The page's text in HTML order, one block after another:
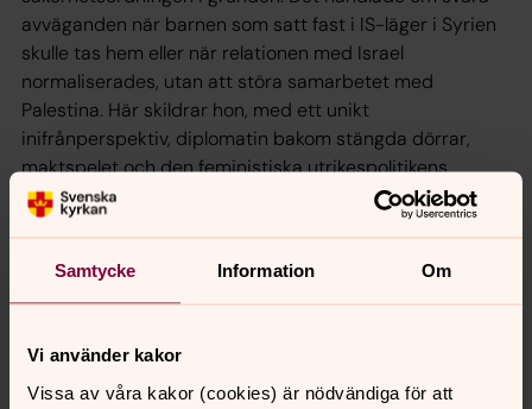
Samtycke Information Om
Vi använder kakor
Vissa av våra kakor (cookies) är nödvändiga för att
avväganden när barnen som satt fast i IS-läger i Syrien
skulle tas hem eller när relationen med Israel
normaliserades, utan att störa samarbetet med
Palestina. Här skildrar hon, med ett unikt
inifrånperspektiv, diplomatin bakom stängda dörrar,
maktspelet och den feministiska utrikespolitikens
möjligheter och motstånd.
I samarbete med Gamla stans bokhandel
Tisdagen 27 oktober kl. 17.00